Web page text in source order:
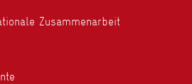
Zusammenarbeit